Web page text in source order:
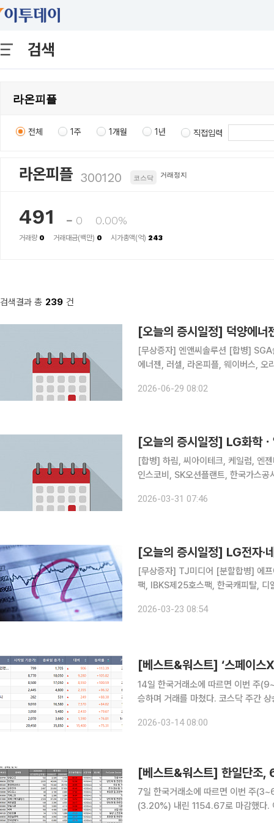
검색
전체 1주 1개월 1년 직접입력
라온피플 300120 코스닥 거래정지
491 0 0.00%
거래량 0 거래대금(백만) 0 시가총액(억) 243
검색결과 총 239 건
[오늘의 증시일정] 덕양에너
[무상증자] 엔앤씨솔루션 [합병] SGA솔루션즈, 시노펙스 [상호변경] 청보 [주주총회] 월덱스, 덕양
에너젠, 러셀, 라온피플, 웨이버스,
2026-06-29 08:02
[오늘의 증시일정] LG화학
[합병] 하림, 씨아이테크, 케일럼, 엔젠바이오 [상호변경] 인티큐브 [주주총회] 티
인스코비, SK오션플랜트, 한국가스
풀무원, 태경산업, 강원랜드, 영흥, 황
2026-03-31 07:46
[오늘의 증시일정] LG전자·
[무상증자] TJ미디어 [분할합병] 에
팩, IBKS제25호스팩, 한국캐피탈,
오로스테크놀로지, 링크제니시스, 한
2026-03-23 08:54
14일 한국거래소에 따르면 이번 주
승하며 거래를 마쳤다. 코스닥 주간 상승률 1위 종목은 블리츠웨이엔터테인먼트가 차지했다. 블리츠
용준이 추가 지분을 취득했다는 소식
2026-03-14 08:00
[베스트&워스트] 한일단조,
7일 한국거래소에 따르면 이번 주
(3.20%) 내린 1154.67로 마감했다.